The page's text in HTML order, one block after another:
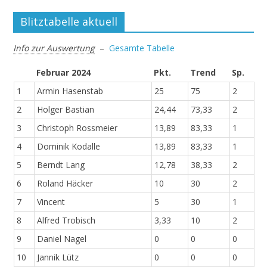
Blitztabelle aktuell
Info zur Auswertung–Gesamte Tabelle
Februar 2024 Pkt. Trend
Sp.
1
Armin Hasenstab 25 75
2
2
Holger Bastian 24,44 73,33
2
3
Christoph Rossmeier 13,89 83,33
1
4
Dominik Kodalle 13,89 83,33
1
5
Berndt Lang 12,78 38,33
2
6
Roland Häcker 10 30
2
7
Vincent 5 30
1
8
Alfred Trobisch 3,33 10
2
9
Daniel Nagel 0 0
0
10
Jannik Lütz 0 0 0